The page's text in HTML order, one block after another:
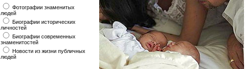
Фотографии знаменитых
людей
Биографии исторических
личностей
Биографии современных
знаменитостей
Новости из жизни публичных
людей